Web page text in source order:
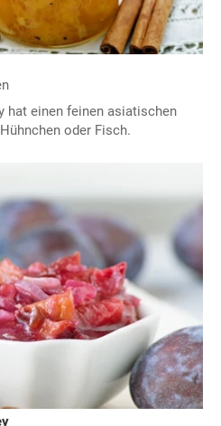
hat einen feinen asiatischen
oder Fisch.